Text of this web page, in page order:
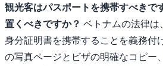
観光客はパスポートを携帯すべきで
置くべきですか？ ベトナムの法律
身分証明書を携帯することを義務付
の写真ページとビザの明確なコピー